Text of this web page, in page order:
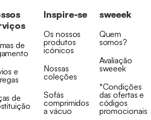
de
e
de
Inspire-se
Os nossos
produtos
icónicos
Nossas
coleções
Sofás
comprimidos
a vácuo
sweeek
Quem
somos?
Avaliação
sweeek
*Condições
das ofertas e
códigos
promocionais